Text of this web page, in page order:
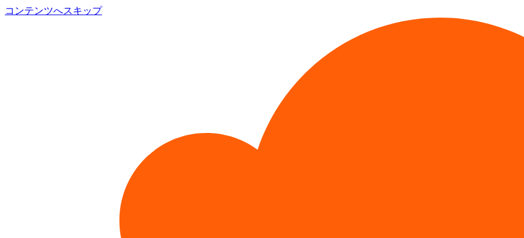
コンテンツへスキップ